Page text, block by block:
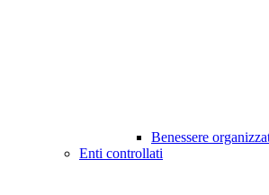
Benessere
Enti controllati